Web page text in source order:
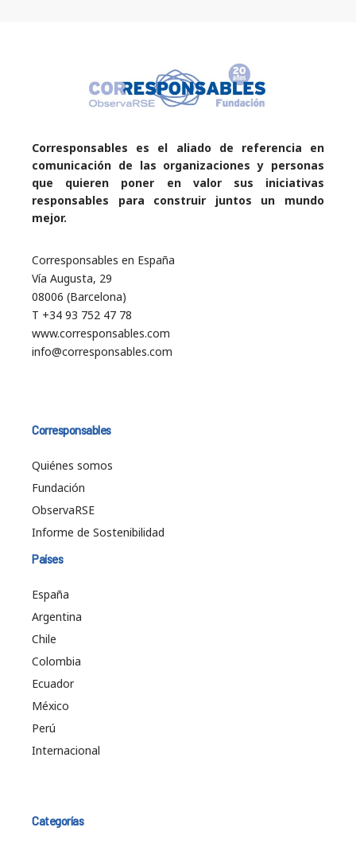
Corresponsables es el aliado de referencia en
comunicación de las organizaciones y personas
que quieren poner en valor sus iniciativas
responsables para construir juntos un mundo
mejor.
Corresponsables en España
Vía Augusta, 29
08006 (Barcelona)
T +34 93 752 47 78
www.corresponsables.com
info@corresponsables.com
Corresponsables
Quiénes somos
Fundación
ObservaRSE
Informe de Sostenibilidad
Países
España
Argentina
Chile
Colombia
Ecuador
México
Perú
Internacional
Categorías